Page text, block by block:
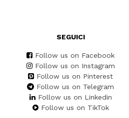
SEGUICI
Follow us on Facebook
Follow us on Instagram
Follow us on Pinterest
Follow us on Telegram
Follow us on Linkedin
Follow us on TikTok